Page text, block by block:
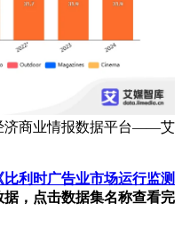
商业情报数据平台——艾
比利时广告业市场运行监测
据，点击数据集名称查看完